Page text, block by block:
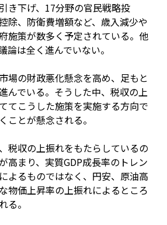
き下げ、17分野の官民戦略投
除、防衛費増額など、歳入減少や
施策が数多く予定されている。他
論は全く進んでいない。
場の財政悪化懸念を高め、足もと
んでいる。そうした中、税収の上
てこうした施策を実施する方向で
ことが懸念される。
税収の上振れをもたらしているの
高まり、実質GDP成長率のトレン
よるものではなく、円安、原油高
物価上昇率の上振れによるところ
る。